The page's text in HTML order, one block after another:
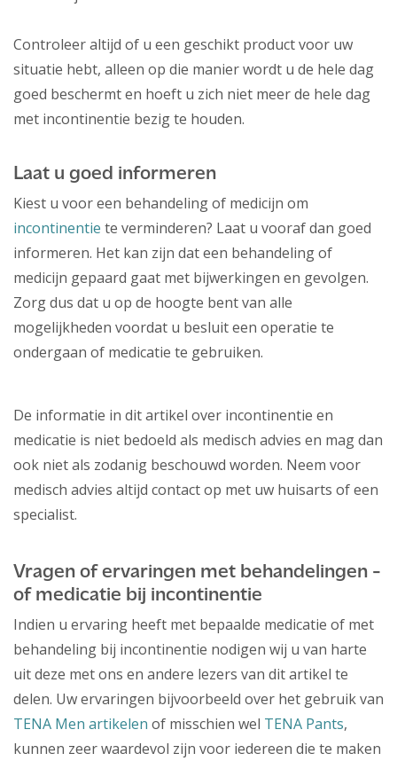
Controleer altijd of u een geschikt product voor uw
situatie hebt, alleen op die manier wordt u de hele dag
goed beschermt en hoeft u zich niet meer de hele dag
met incontinentie bezig te houden.
Laat u goed informeren
Kiest u voor een behandeling of medicijn om
incontinentie te verminderen? Laat u vooraf dan goed
informeren. Het kan zijn dat een behandeling of
medicijn gepaard gaat met bijwerkingen en gevolgen.
Zorg dus dat u op de hoogte bent van alle
mogelijkheden voordat u besluit een operatie te
ondergaan of medicatie te gebruiken.
De informatie in dit artikel over incontinentie en
medicatie is niet bedoeld als medisch advies en mag dan
ook niet als zodanig beschouwd worden. Neem voor
medisch advies altijd contact op met uw huisarts of een
specialist.
Vragen of ervaringen met behandelingen -
of medicatie bij incontinentie
Indien u ervaring heeft met bepaalde medicatie of met
behandeling bij incontinentie nodigen wij u van harte
uit deze met ons en andere lezers van dit artikel te
delen. Uw ervaringen bijvoorbeeld over het gebruik van
TENA Men artikelen of misschien wel TENA Pants,
kunnen zeer waardevol zijn voor iedereen die te maken